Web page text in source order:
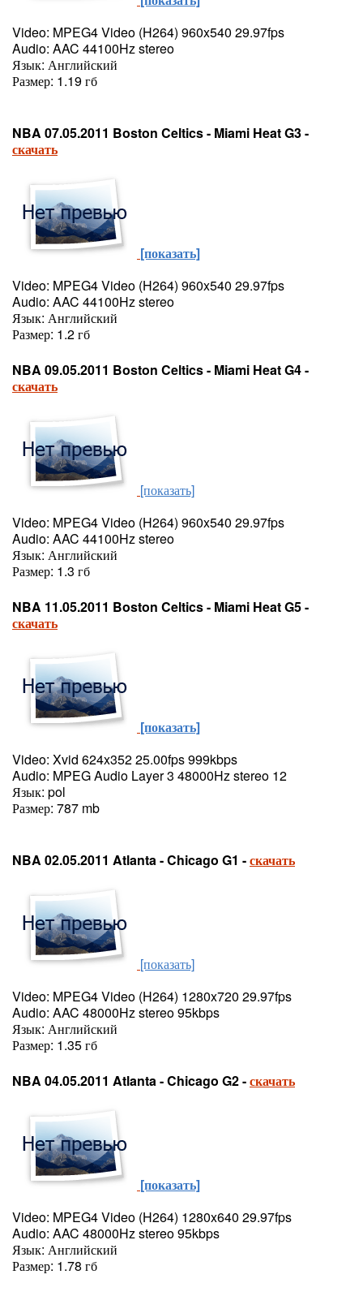
Video: MPEG4 Video (H264) 960x540 29.97fps
Audio: AAC 44100Hz stereo
Язык: Английский
Размер: 1.19 гб
NBA 07.05.2011 Boston Celtics - Miami Heat G3 -
скачать
[показать]
Video: MPEG4 Video (H264) 960x540 29.97fps
Audio: AAC 44100Hz stereo
Язык: Английский
Размер: 1.2 гб
NBA 09.05.2011 Boston Celtics - Miami Heat G4 -
скачать
[показать]
Video: MPEG4 Video (H264) 960x540 29.97fps
Audio: AAC 44100Hz stereo
Язык: Английский
Размер: 1.3 гб
NBA 11.05.2011 Boston Celtics - Miami Heat G5 -
скачать
[показать]
Video: Xvid 624x352 25.00fps 999kbps
Audio: MPEG Audio Layer 3 48000Hz stereo 12
Язык: pol
Размер: 787 mb
NBA 02.05.2011 Atlanta - Chicago G1 -скачать
[показать]
Video: MPEG4 Video (H264) 1280x720 29.97fps
Audio: AAC 48000Hz stereo 95kbps
Язык: Английский
Размер: 1.35 гб
NBA 04.05.2011 Atlanta - Chicago G2 -скачать
[показать]
Video: MPEG4 Video (H264) 1280x640 29.97fps
Audio: AAC 48000Hz stereo 95kbps
Язык: Английский
Размер: 1.78 гб